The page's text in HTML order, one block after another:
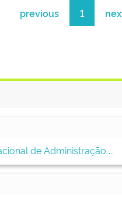
previous 1
de Administração ...